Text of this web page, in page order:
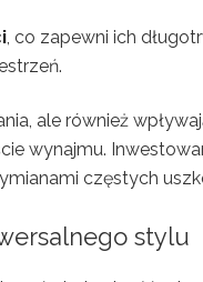
, co zapewni ich
ale również
wynajmu.
częstych
stylu